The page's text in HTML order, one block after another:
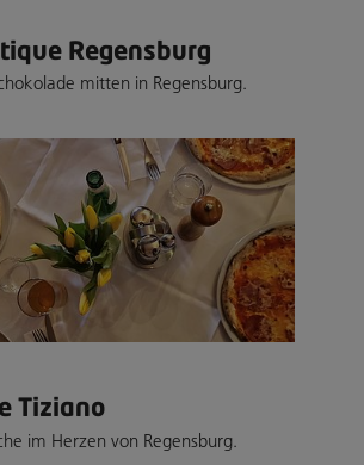
Regensburg
mitten in Regensburg.
Tiziano
im Herzen von Regensburg.